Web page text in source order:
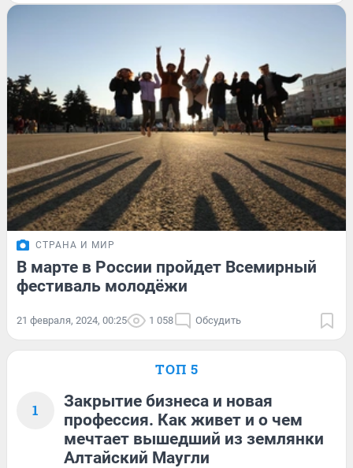
СТРАНА И МИР
В марте в России пройдет Всемирный
фестиваль молодёжи
21 февраля, 2024, 00:25 1 058 Обсудить
ТОП 5
1
Закрытие бизнеса и новая
профессия. Как живет и о чем
мечтает вышедший из землянки
Алтайский Маугли